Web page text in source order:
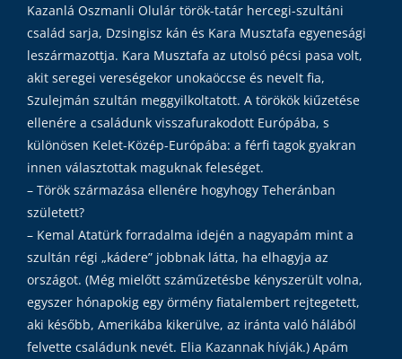
Kazanlá Oszmanli Olulár török-tatár hercegi-szultáni
család sarja, Dzsingisz kán és Kara Musztafa egyenesági
leszármazottja. Kara Musztafa az utolsó pécsi pasa volt,
akit seregei vereségekor unokaöccse és nevelt fia,
Szulejmán szultán meggyilkoltatott. A törökök kiűzetése
ellenére a családunk visszafurakodott Európába, s
különösen Kelet-Közép-Európába: a férfi tagok gyakran
innen választottak maguknak feleséget.
– Török származása ellenére hogyhogy Teheránban
született?
– Kemal Atatürk forradalma idején a nagyapám mint a
szultán régi „kádere” jobbnak látta, ha elhagyja az
országot. (Még mielőtt száműzetésbe kényszerült volna,
egyszer hónapokig egy örmény fiatalembert rejtegetett,
aki később, Amerikába kikerülve, az iránta való hálából
felvette családunk nevét. Elia Kazannak hívják.) Apám